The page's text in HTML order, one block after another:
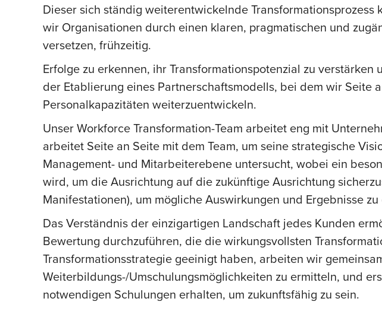
Dieser sich ständig weiterentwickelnde
wir Organisationen durch einen klaren, pragmatischen und
versetzen, frühzeitig.
Erfolge zu erkennen, ihr Transformationspotenzial zu
der Etablierung eines Partnerschaftsmodells, bei dem wir Seite
Personalkapazitäten weiterzuentwickeln.
Unser Workforce Transformation-Team arbeitet eng mit
arbeitet Seite an Seite mit dem Team, um seine strategische
Management- und Mitarbeiterebene untersucht, wobei ein
wird, um die Ausrichtung auf die zukünftige Ausrichtung
Manifestationen), um mögliche Auswirkungen und Ergebnisse
Das Verständnis der einzigartigen Landschaft jedes Kunden
Bewertung durchzuführen, die die wirkungsvollsten
Transformationsstrategie geeinigt haben, arbeiten wir
Weiterbildungs-/Umschulungsmöglichkeiten zu ermitteln, und
notwendigen Schulungen erhalten, um zukunftsfähig zu sein.